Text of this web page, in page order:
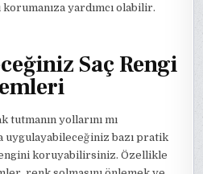
korumanıza yardımcı olabilir.
Saç Rengi
tutmanın yollarını mı
uygulayabileceğiniz bazı pratik
koruyabilirsiniz. Özellikle